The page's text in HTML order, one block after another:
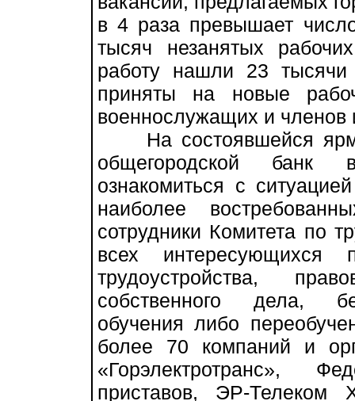
в 4 раза превышает
тысяч незанятых
работу нашли 23
приняты на новые
военнослужащих и членов
На состоявшейся
общегородской банк
ознакомиться с
наиболее
сотрудники Комитета по
всех интересующихся
трудоустройства,
собственного дела,
обучения либо
более 70 компаний и
«Горэлектротранс»,
приставов, ЭР-Телеком